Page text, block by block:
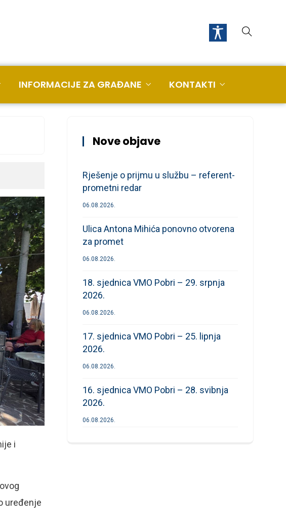
INFORMACIJE ZA GRAĐANE KONTAKTI
i
uređenje
Nove objave
Rješenje o prijmu u službu – referent-
prometni redar
06.08.2026.
Ulica Antona Mihića ponovno otvorena
za promet
06.08.2026.
18. sjednica VMO Pobri – 29. srpnja
2026.
06.08.2026.
17. sjednica VMO Pobri – 25. lipnja
2026.
06.08.2026.
16. sjednica VMO Pobri – 28. svibnja
2026.
06.08.2026.